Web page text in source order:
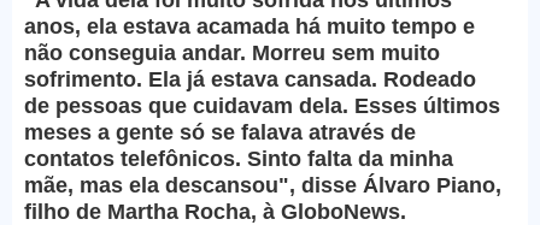
anos, ela estava acamada há muito tempo e
não conseguia andar. Morreu sem muito
sofrimento. Ela já estava cansada. Rodeado
de pessoas que cuidavam dela. Esses últimos
meses a gente só se falava através de
contatos telefônicos. Sinto falta da minha
mãe, mas ela descansou", disse Álvaro Piano,
filho de Martha Rocha, à GloboNews.